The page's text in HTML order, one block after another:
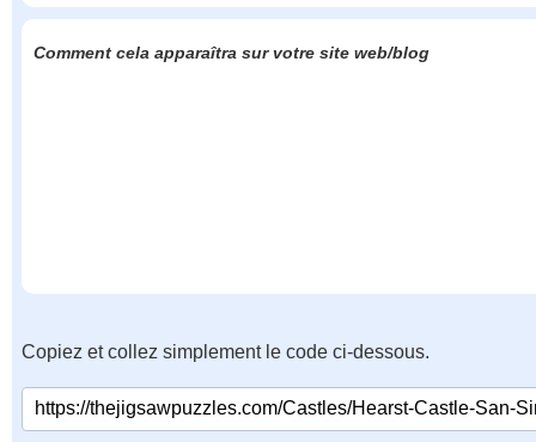
Comment cela apparaîtra sur votre site web/blog
Copiez et collez simplement le code ci-dessous.